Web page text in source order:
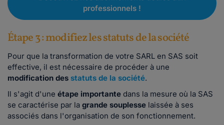
professionnels !
Étape 3 : modifiez les statuts de la société
Pour que la transformation de votre SARL en SAS soit
effective, il est nécessaire de procéder à une
modification des statuts de la société.
Il s'agit d'une étape importante dans la mesure où la SAS
se caractérise par la grande souplesse laissée à ses
associés dans l'organisation de son fonctionnement.